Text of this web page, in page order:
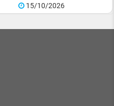
15/10/2026